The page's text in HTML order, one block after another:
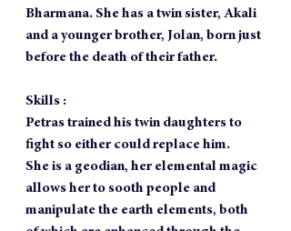
Bharmana. She has a twin sister, Akali
and a younger brother, Jolan, born just
before the death of their father.
Skills :
Petras trained his twin daughters to
fight so either could replace him.
She is a geodian, her elemental magic
allows her to sooth people and
manipulate the earth elements, both